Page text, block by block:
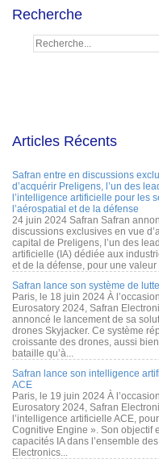
Recherche
Articles Récents
Safran entre en discussions
d’acquérir Preligens, l’un des
l’intelligence artificielle pour les
l’aérospatial et de la défense
24 juin 2024 Safran Safran
discussions exclusives en vue
capital de Preligens, l’un des
artificielle (IA) dédiée aux
et de la défense, pour une valeur
Safran lance son système de
Paris, le 18 juin 2024 À
Eurosatory 2024, Safran
annoncé le lancement de sa
drones Skyjacker. Ce système
croissante des drones, aussi
bataille qu’à...
Safran lance son intelligence
ACE
Paris, le 19 juin 2024 À
Eurosatory 2024, Safran
l’intelligence artificielle ACE,
Cognitive Engine ». Son objectif
capacités IA dans l’ensemble
Electronics...